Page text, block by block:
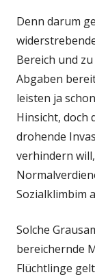
Denn darum
Bereich und
Abgaben
leisten ja
Hinsicht, doch
drohende
verhindern
Sozialklimbim
Solche
bereichernde
Flüchtlinge